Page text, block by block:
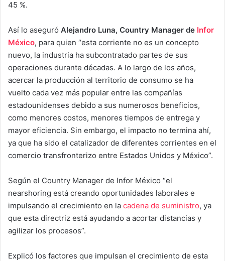
45 %.
Así lo aseguró Alejandro Luna, Country Manager de Infor
México, para quien “esta corriente no es un concepto
nuevo, la industria ha subcontratado partes de sus
operaciones durante décadas. A lo largo de los años,
acercar la producción al territorio de consumo se ha
vuelto cada vez más popular entre las compañías
estadounidenses debido a sus numerosos beneficios,
como menores costos, menores tiempos de entrega y
mayor eficiencia. Sin embargo, el impacto no termina ahí,
ya que ha sido el catalizador de diferentes corrientes en el
comercio transfronterizo entre Estados Unidos y México”.
Según el Country Manager de Infor México “el
nearshoring está creando oportunidades laborales e
impulsando el crecimiento en la cadena de suministro, ya
que esta directriz está ayudando a acortar distancias y
agilizar los procesos”.
Explicó los factores que impulsan el crecimiento de esta